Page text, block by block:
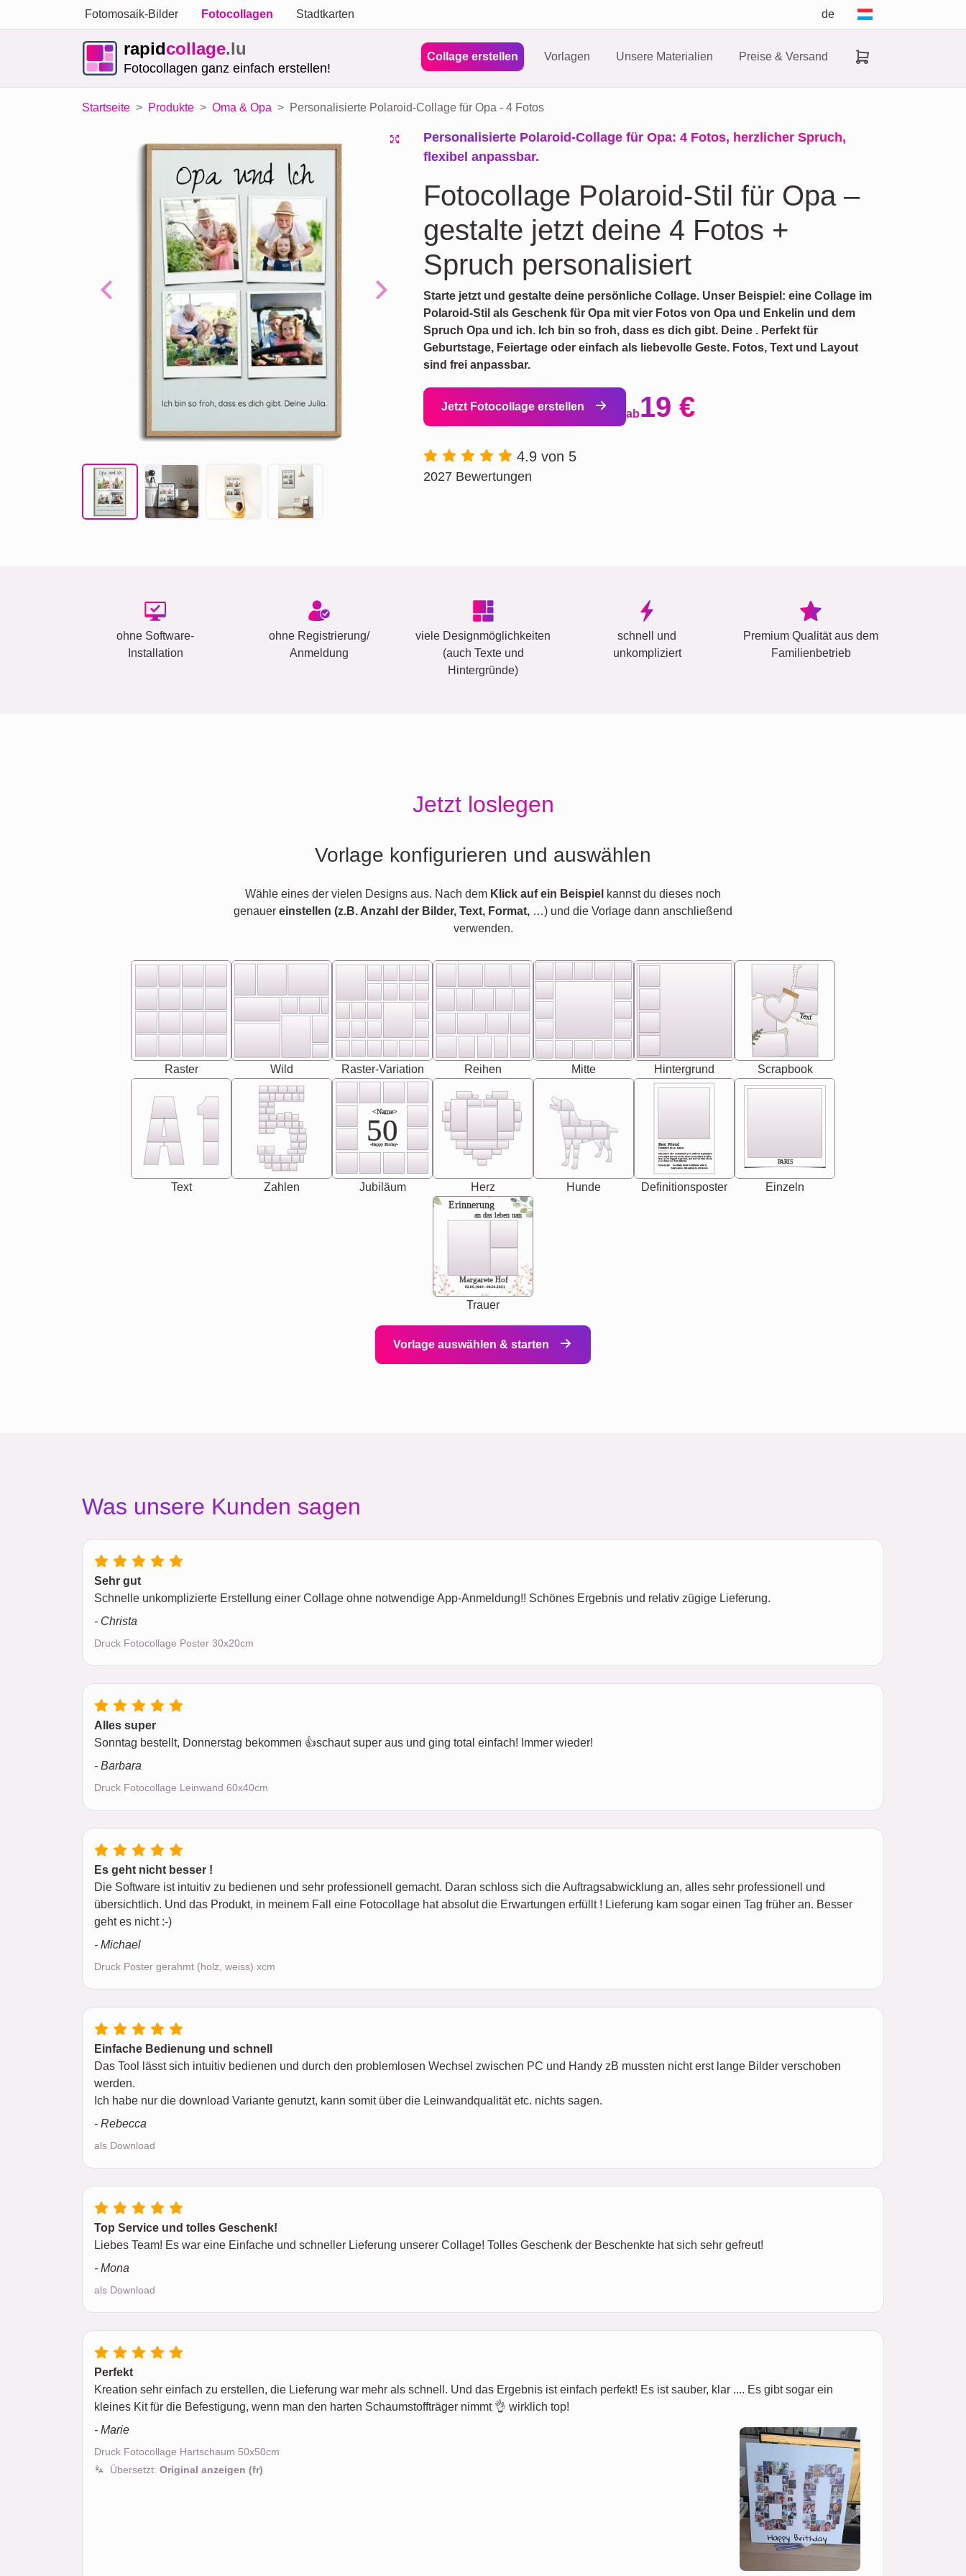
Fotomosaik-Bilder Fotocollagen Stadtkarten de
rapidcollage.lu
Fotocollagen ganz einfach erstellen!
Collage erstellen Vorlagen Unsere Materialien Preise & Versand
Startseite Produkte Oma & Opa Personalisierte Polaroid-Collage für Opa - 4 Fotos
Previous Next
Personalisierte Polaroid-Collage für Opa: 4 Fotos, herzlicher Spruch,
flexibel anpassbar.
Fotocollage Polaroid-Stil für Opa –
gestalte jetzt deine 4 Fotos +
Spruch personalisiert
Starte jetzt und gestalte deine persönliche Collage. Unser Beispiel: eine Collage im
Polaroid-Stil als Geschenk für Opa mit vier Fotos von Opa und Enkelin und dem
Spruch Opa und ich. Ich bin so froh, dass es dich gibt. Deine . Perfekt für
Geburtstage, Feiertage oder einfach als liebevolle Geste. Fotos, Text und Layout
sind frei anpassbar.
Jetzt Fotocollage erstellen
ab19 €
4.9 von 5
2027 Bewertungen
ohne Software-
Installation
ohne Registrierung/
Anmeldung
viele Designmöglichkeiten
(auch Texte und
Hintergründe)
schnell und
unkompliziert
Premium Qualität aus dem
Familienbetrieb
Jetzt loslegen
Vorlage konfigurieren und auswählen
Wähle eines der vielen Designs aus. Nach dem Klick auf ein Beispiel kannst du dieses noch
genauer einstellen (z.B. Anzahl der Bilder, Text, Format, …) und die Vorlage dann anschließend
verwenden.
Raster Wild Raster-Variation Reihen Mitte Hintergrund
Text
Scrapbook
Text Zahlen
<Name>
50
-Happy Birday-
Jubiläum Herz Hunde
Best Friend
[<NAME>] Noun, feminie
Synonyms: Soulmate, closet confidante, sister at
heart person, life partner in adventure.
The person who understands you without explanation
you accepts just as you are. She's your partner in life's,
chaos your biggest supporter, and the one with whom
you share your best memories.
Definitionsposter
PARIS
Einzeln
Erinnerung
an das leben uan
Margarete Hof
02.05.1940 - 08.04.2021
Trauer
Vorlage auswählen & starten
Was unsere Kunden sagen
Sehr gut
Schnelle unkomplizierte Erstellung einer Collage ohne notwendige App-Anmeldung!! Schönes Ergebnis und relativ zügige Lieferung.
- Christa
Druck Fotocollage Poster 30x20cm
Alles super
Sonntag bestellt, Donnerstag bekommen 👍schaut super aus und ging total einfach! Immer wieder!
- Barbara
Druck Fotocollage Leinwand 60x40cm
Es geht nicht besser !
Die Software ist intuitiv zu bedienen und sehr professionell gemacht. Daran schloss sich die Auftragsabwicklung an, alles sehr professionell und
übersichtlich. Und das Produkt, in meinem Fall eine Fotocollage hat absolut die Erwartungen erfüllt ! Lieferung kam sogar einen Tag früher an. Besser
geht es nicht :-)
- Michael
Druck Poster gerahmt (holz, weiss) xcm
Einfache Bedienung und schnell
Das Tool lässt sich intuitiv bedienen und durch den problemlosen Wechsel zwischen PC und Handy zB mussten nicht erst lange Bilder verschoben
werden.
Ich habe nur die download Variante genutzt, kann somit über die Leinwandqualität etc. nichts sagen.
- Rebecca
als Download
Top Service und tolles Geschenk!
Liebes Team! Es war eine Einfache und schneller Lieferung unserer Collage! Tolles Geschenk der Beschenkte hat sich sehr gefreut!
- Mona
als Download
Perfekt
Kreation sehr einfach zu erstellen, die Lieferung war mehr als schnell. Und das Ergebnis ist einfach perfekt! Es ist sauber, klar .... Es gibt sogar ein
kleines Kit für die Befestigung, wenn man den harten Schaumstoffträger nimmt 👌 wirklich top!
- Marie
Druck Fotocollage Hartschaum 50x50cm
Übersetzt: Original anzeigen (fr)